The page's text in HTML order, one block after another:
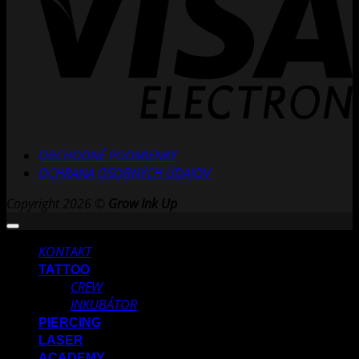
OBCHODNÉ PODMIENKY
OCHRANA OSOBNÝCH ÚDAJOV
Copyright 2026 © Grow Ink Up
KONTAKT
TATTOO
CREW
INKUBÁTOR
PIERCING
LASER